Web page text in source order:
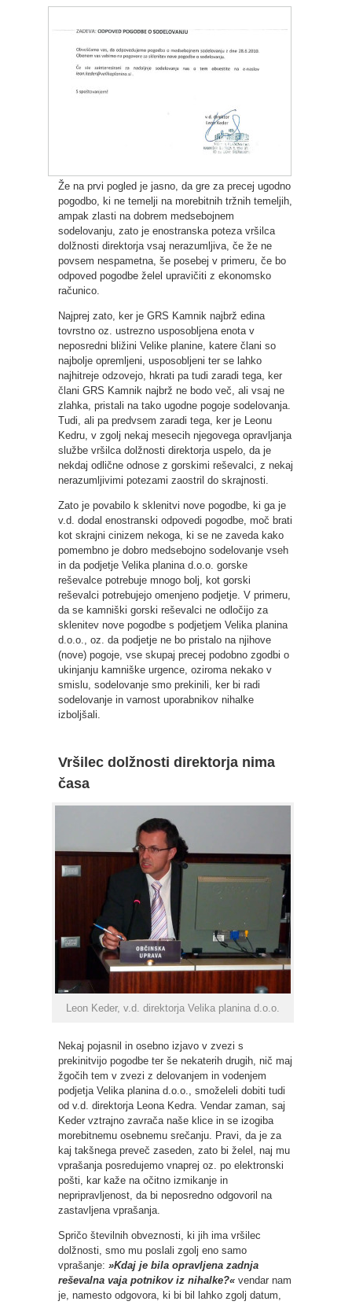
Že na prvi pogled je jasno, da gre za precej ugodno
pogodbo, ki ne temelji na morebitnih tržnih temeljih,
ampak zlasti na dobrem medsebojnem
sodelovanju, zato je enostranska poteza vršilca
dolžnosti direktorja vsaj nerazumljiva, če že ne
povsem nespametna, še posebej v primeru, če bo
odpoved pogodbe želel upravičiti z ekonomsko
računico.
Najprej zato, ker je GRS Kamnik najbrž edina
tovrstno oz. ustrezno usposobljena enota v
neposredni bližini Velike planine, katere člani so
najbolje opremljeni, usposobljeni ter se lahko
najhitreje odzovejo, hkrati pa tudi zaradi tega, ker
člani GRS Kamnik najbrž ne bodo več, ali vsaj ne
zlahka, pristali na tako ugodne pogoje sodelovanja.
Tudi, ali pa predvsem zaradi tega, ker je Leonu
Kedru, v zgolj nekaj mesecih njegovega opravljanja
službe vršilca dolžnosti direktorja uspelo, da je
nekdaj odlične odnose z gorskimi reševalci, z nekaj
nerazumljivimi potezami zaostril do skrajnosti.
Zato je povabilo k sklenitvi nove pogodbe, ki ga je
v.d. dodal enostranski odpovedi pogodbe, moč brati
kot skrajni cinizem nekoga, ki se ne zaveda kako
pomembno je dobro medsebojno sodelovanje vseh
in da podjetje Velika planina d.o.o. gorske
reševalce potrebuje mnogo bolj, kot gorski
reševalci potrebujejo omenjeno podjetje. V primeru,
da se kamniški gorski reševalci ne odločijo za
sklenitev nove pogodbe s podjetjem Velika planina
d.o.o., oz. da podjetje ne bo pristalo na njihove
(nove) pogoje, vse skupaj precej podobno zgodbi o
ukinjanju kamniške urgence, oziroma nekako v
smislu, sodelovanje smo prekinili, ker bi radi
sodelovanje in varnost uporabnikov nihalke
izboljšali.
Vršilec dolžnosti direktorja nima
časa
Leon Keder, v.d. direktorja Velika planina d.o.o.
Nekaj pojasnil in osebno izjavo v zvezi s
prekinitvijo pogodbe ter še nekaterih drugih, nič maj
žgočih tem v zvezi z delovanjem in vodenjem
podjetja Velika planina d.o.o., smoželeli dobiti tudi
od v.d. direktorja Leona Kedra. Vendar zaman, saj
Keder vztrajno zavrača naše klice in se izogiba
morebitnemu osebnemu srečanju. Pravi, da je za
kaj takšnega preveč zaseden, zato bi želel, naj mu
vprašanja posredujemo vnaprej oz. po elektronski
pošti, kar kaže na očitno izmikanje in
nepripravljenost, da bi neposredno odgovoril na
zastavljena vprašanja.
Spričo številnih obveznosti, ki jih ima vršilec
dolžnosti, smo mu poslali zgolj eno samo
vprašanje: »Kdaj je bila opravljena zadnja
reševalna vaja potnikov iz nihalke?« vendar nam
je, namesto odgovora, ki bi bil lahko zgolj datum,